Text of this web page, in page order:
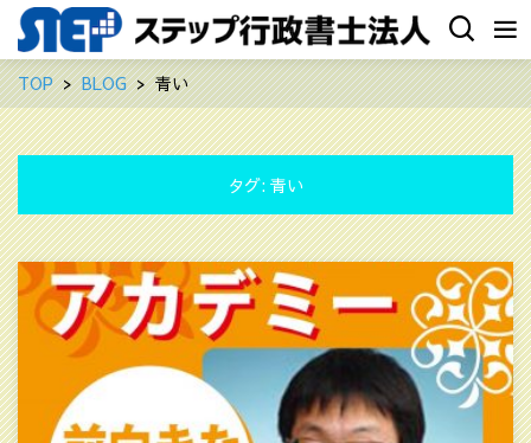
TOP BLOG 青い
タグ: 青い